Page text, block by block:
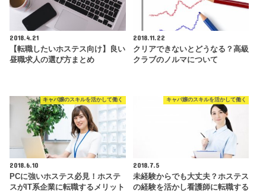
2018.4.21
【転職したいホステス向け】良い
昼職求人の選び方まとめ
2018.11.22
クリアできないとどうなる？高級
クラブのノルマについて
キャバ嬢のスキルを活かして働く
2018.6.10
PCに強いホステス必見！ホステ
スがIT系企業に転職するメリット
キャバ嬢のスキルを活かして働く
2018.7.5
未経験からでも大丈夫？ホステス
の経験を活かし看護師に転職する